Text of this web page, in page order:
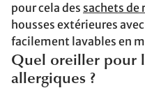
pour cela des sachets de
housses extérieures
facilement lavables en
Quel oreiller pour
allergiques ?